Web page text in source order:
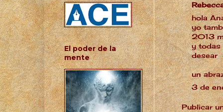
hola
yo
2013
y todas
desear
un
3 de
Publicar
El poder de la
mente